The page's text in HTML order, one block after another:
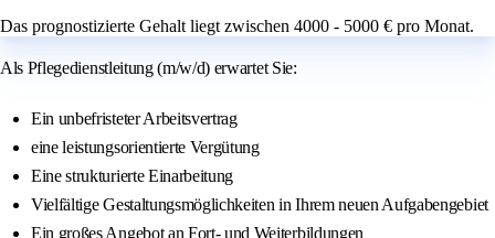
Das prognostizierte Gehalt liegt zwischen 4000 - 5000 € pro Monat.
Als Pflegedienstleitung (m/w/d) erwartet Sie:
Ein unbefristeter Arbeitsvertrag
eine leistungsorientierte Vergütung
Eine strukturierte Einarbeitung
Vielfältige Gestaltungsmöglichkeiten in Ihrem neuen Aufgabengebiet
Ein großes Angebot an Fort- und Weiterbildungen